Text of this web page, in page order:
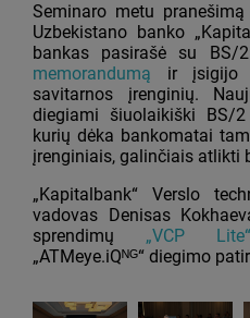
Seminaro metu
Uzbekistano banko
bankas pasirašė su BS/
memorandumą ir įsigijo
savitarnos įrenginių.
diegiami šiuolaikiški BS/
kurių dėka bankomatai
įrenginiais, galinčiais atlikti
„Kapitalbank“ Verslo
vadovas Denisas
sprendimų „VCP Lite“
„ATMeye.iQᴺᴳ“ diegimo